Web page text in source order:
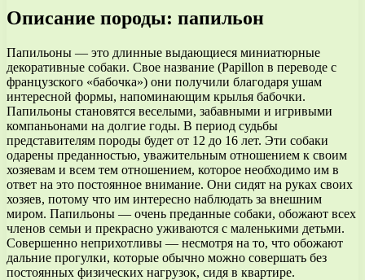
Описание породы: папильон
Папильоны — это длинные выдающиеся миниатюрные
декоративные собаки. Свое название (Papillon в переводе с
французского «бабочка») они получили благодаря ушам
интересной формы, напоминающим крылья бабочки.
Папильоны становятся веселыми, забавными и игривыми
компаньонами на долгие годы. В период судьбы
представителям породы будет от 12 до 16 лет. Эти собаки
одарены преданностью, уважительным отношением к своим
хозяевам и всем тем отношением, которое необходимо им в
ответ на это постоянное внимание. Они сидят на руках своих
хозяев, потому что им интересно наблюдать за внешним
миром. Папильоны — очень преданные собаки, обожают всех
членов семьи и прекрасно уживаются с маленькими детьми.
Совершенно неприхотливы — несмотря на то, что обожают
дальние прогулки, которые обычно можно совершать без
постоянных физических нагрузок, сидя в квартире.